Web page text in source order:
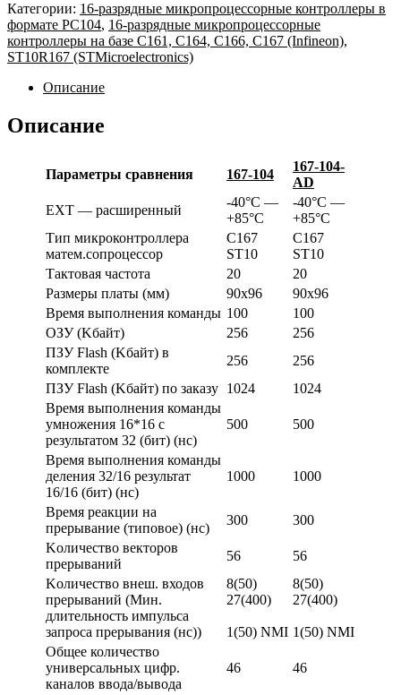
Категории: 16-разрядные микропроцессорные контроллеры в
формате PC104, 16-разрядные микропроцессорные
контроллеры на базе C161, C164, C166, C167 (Infineon),
ST10R167 (STMicroelectronics)
Описание
Описание
Параметры сравнения 167-104
167-104-
AD
EXT — расширенный
-40°C —
+85°C
-40°C —
+85°C
Тип микроконтроллера
матем.сопроцессор
C167
ST10
C167
ST10
Тактовая частота
20
20
Размеры платы (мм)
90х96
90х96
Время выполнения команды 100
100
ОЗУ (Kбайт)
256
256
ПЗУ Flash (Kбайт) в
комплекте
256
256
ПЗУ Flash (Kбайт) по заказу 1024
1024
Время выполнения команды
умножения 16*16 с
результатом 32 (бит) (нс)
500 500
Время выполнения команды
деления 32/16 результат
16/16 (бит) (нс)
1000 1000
Время реакции на
прерывание (типовое) (нс)
300
300
Kоличество векторов
прерываний
56
56
Kоличество внеш. входов
прерываний (Мин.
длительность импульса
запроса прерывания (нс))
8(50)
27(400)
1(50) NMI
8(50)
27(400)
1(50) NMI
Общее количество
универсальных цифр.
каналов ввода/вывода
46 46